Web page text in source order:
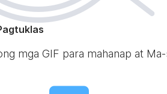
mga GIF para mahanap at